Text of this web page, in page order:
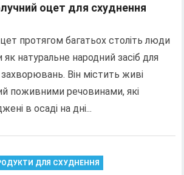
оцет для схуднення
протягом багатьох століть люди
натуральне народний засіб для
Він містить живі
поживними речовинами, які
в осаді на дні...
ДЛЯ СХУДНЕННЯ